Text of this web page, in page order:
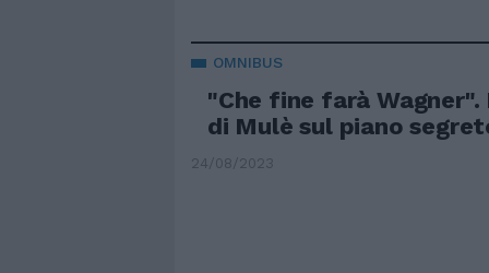
OMNIBUS
"Che fine farà
di Mulè sul piano
24/08/2023